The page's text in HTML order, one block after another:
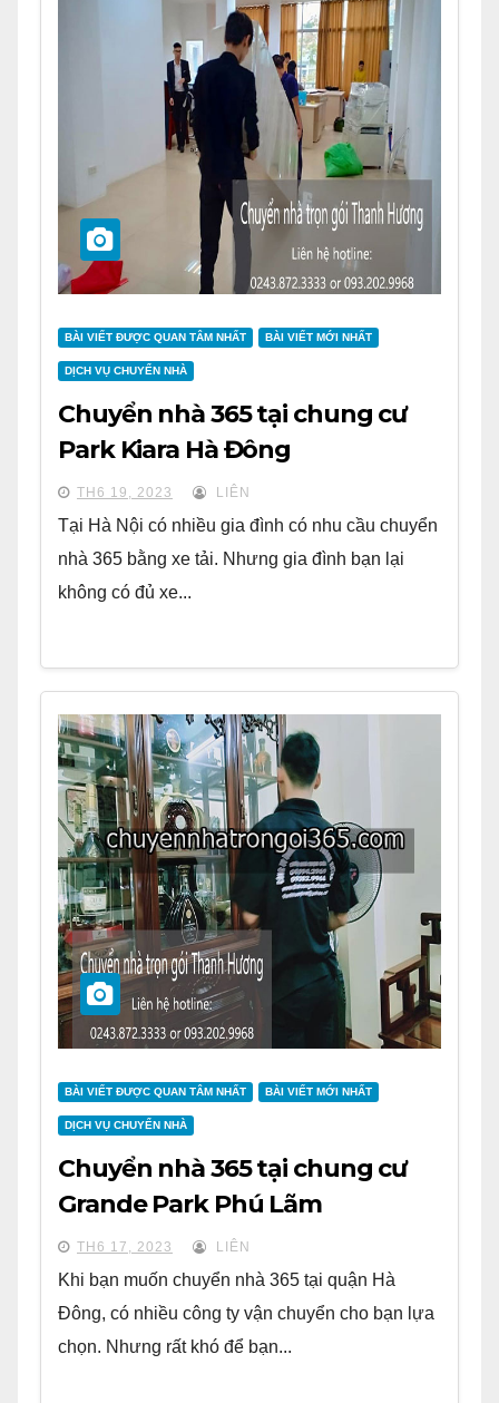
BÀI VIẾT ĐƯỢC QUAN TÂM NHẤT BÀI VIẾT MỚI NHẤT
DỊCH VỤ CHUYỂN NHÀ
Chuyển nhà 365 tại chung cư
Park Kiara Hà Đông
TH6 19, 2023 LIÊN
Tại Hà Nội có nhiều gia đình có nhu cầu chuyển
nhà 365 bằng xe tải. Nhưng gia đình bạn lại
không có đủ xe...
BÀI VIẾT ĐƯỢC QUAN TÂM NHẤT BÀI VIẾT MỚI NHẤT
DỊCH VỤ CHUYỂN NHÀ
Chuyển nhà 365 tại chung cư
Grande Park Phú Lãm
TH6 17, 2023 LIÊN
Khi bạn muốn chuyển nhà 365 tại quận Hà
Đông, có nhiều công ty vận chuyển cho bạn lựa
chọn. Nhưng rất khó để bạn...